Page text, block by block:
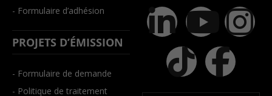
- Formulaire d’adhésion
PROJETS D’ÉMISSION
- Formulaire de demande
- Politique de traitement